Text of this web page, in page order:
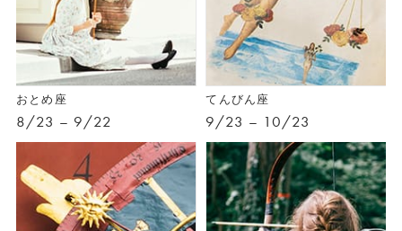
おとめ座
8/23 – 9/22
てんびん座
9/23 – 10/23